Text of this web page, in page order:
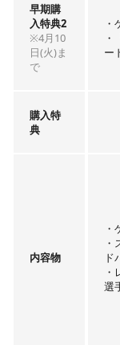
早期購
入特典2
※4月10
日(火)ま
で
ー
購入特
典
内容物
・
ド
・
選